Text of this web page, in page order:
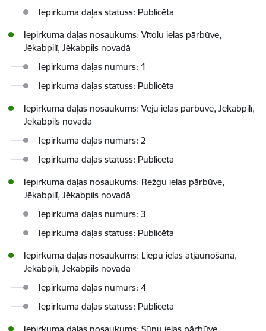
Iepirkuma daļas statuss: Publicēta
Iepirkuma daļas nosaukums: Vītolu ielas pārbūve,
Jēkabpilī, Jēkabpils novadā
Iepirkuma daļas numurs: 1
Iepirkuma daļas statuss: Publicēta
Iepirkuma daļas nosaukums: Vēju ielas pārbūve, Jēkabpilī,
Jēkabpils novadā
Iepirkuma daļas numurs: 2
Iepirkuma daļas statuss: Publicēta
Iepirkuma daļas nosaukums: Režģu ielas pārbūve,
Jēkabpilī, Jēkabpils novadā
Iepirkuma daļas numurs: 3
Iepirkuma daļas statuss: Publicēta
Iepirkuma daļas nosaukums: Liepu ielas atjaunošana,
Jēkabpilī, Jēkabpils novadā
Iepirkuma daļas numurs: 4
Iepirkuma daļas statuss: Publicēta